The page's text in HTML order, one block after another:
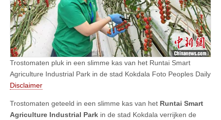
Trostomaten pluk in een slimme kas van het Runtai Smart
Agriculture Industrial Park in de stad Kokdala Foto Peoples Daily
Disclaimer
Trostomaten geteeld in een slimme kas van het Runtai Smart
Agriculture Industrial Park in de stad Kokdala verrijken de